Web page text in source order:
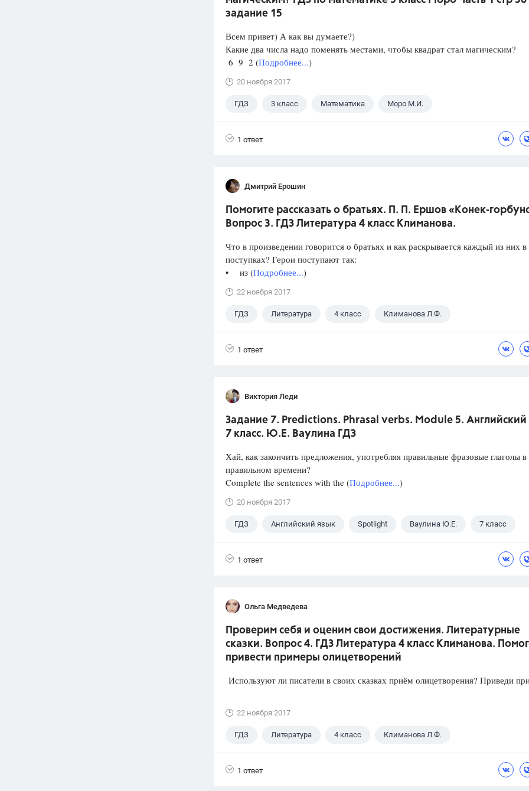
задание 15
Всем привет) А как вы думаете?)
Какие два числа надо поменять местами, чтобы квадрат стал магическим?
6 9 2 (Подробнее...)
20 ноября 2017
ГДЗ 3 класс Математика Моро М.И.
1 ответ
Дмитрий Ерошин
Помогите рассказать о братьях. П. П. Ершов «Конек-
Вопрос 3. ГДЗ Литература 4 класс Климанова.
Что в произведении говорится о братьях и как раскрывается каждый из них в
поступках? Герои поступают так:
• из (Подробнее...)
22 ноября 2017
ГДЗ Литература 4 класс Климанова Л.Ф.
1 ответ
Виктория Леди
Задание 7. Predictions. Phrasal verbs. Module 5. Английский
7 класс. Ю.Е. Ваулина ГДЗ
Хай, как закончить предложения, употребляя правильные фразовые глаголы в
правильном времени?
Complete the sentences with the (Подробнее...)
20 ноября 2017
ГДЗ Английский язык Spotlight Ваулина Ю.Е. 7 класс
1 ответ
Ольга Медведева
Проверим себя и оценим свои достижения. Литературные
сказки. Вопрос 4. ГДЗ Литература 4 класс Климанова.
привести примеры олицетворений
Используют ли писатели в своих сказках приём олицетворения? Приведи
22 ноября 2017
ГДЗ Литература 4 класс Климанова Л.Ф.
1 ответ